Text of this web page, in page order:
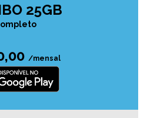
25GB
/mensal